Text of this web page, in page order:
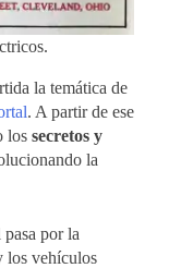
la temática de
. A partir de ese
los secretos y
la
por la
los vehículos